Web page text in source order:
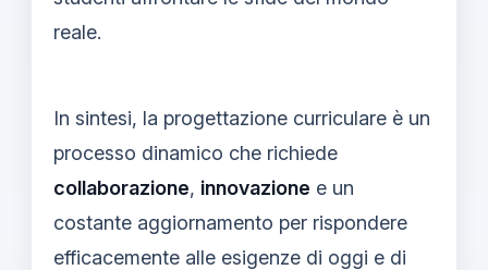
reale.
In sintesi, la progettazione curriculare è un
processo dinamico che richiede
collaborazione, innovazione e un
costante aggiornamento per rispondere
efficacemente alle esigenze di oggi e di